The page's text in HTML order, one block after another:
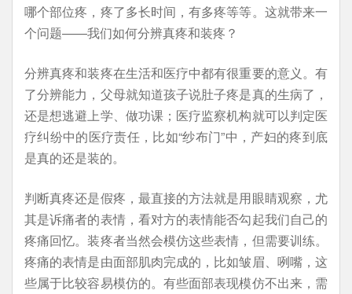
哪个部位疼，疼了多长时间，有多疼等等。这就带来一
个问题——我们如何分辨真疼和装疼？
分辨真疼和装疼在生活和医疗中都有很重要的意义。有
了分辨能力，父母就知道孩子说肚子疼是真的生病了，
还是想逃避上学、做功课；医疗监察机构就可以判定医
疗纠纷中的医疗责任，比如“纱布门”中，产妇的疼到底
是真的还是装的。
判断真疼还是假疼，最直接的方法就是用眼睛观察，尤
其是诉痛者的表情，看对方的表情能否勾起我们自己的
疼痛回忆。装疼者当然会模仿这些表情，但需要训练。
疼痛的表情是由面部肌肉完成的，比如皱眉、咧嘴，这
些属于比较容易模仿的。有些面部表现模仿不出来，需